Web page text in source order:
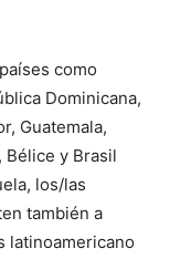
como
Dominicana,
Guatemala,
Bélice y Brasil
los/las
también a
latinoamericano